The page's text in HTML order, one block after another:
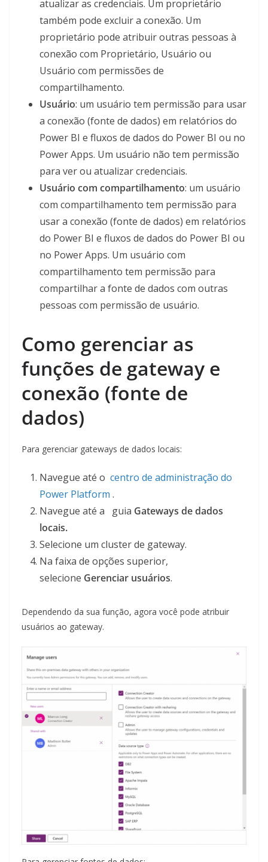
atualizar as credenciais. Um proprietário
também pode excluir a conexão. Um
proprietário pode atribuir outras pessoas à
conexão com Proprietário, Usuário ou
Usuário com permissões de
compartilhamento.
Usuário: um usuário tem permissão para usar
a conexão (fonte de dados) em relatórios do
Power BI e fluxos de dados do Power BI ou no
Power Apps. Um usuário não tem permissão
para ver ou atualizar credenciais.
Usuário com compartilhamento: um usuário
com compartilhamento tem permissão para
usar a conexão (fonte de dados) em relatórios
do Power BI e fluxos de dados do Power BI ou
no Power Apps. Um usuário com
compartilhamento tem permissão para
compartilhar a fonte de dados com outras
pessoas com permissão de usuário.
Como gerenciar as
funções de gateway e
conexão (fonte de
dados)
Para gerenciar gateways de dados locais:
Navegue até o centro de administração do
Power Platform .
Navegue até a guia Gateways de dados
locais.
Selecione um cluster de gateway.
Na faixa de opções superior,
selecione Gerenciar usuários.
Dependendo da sua função, agora você pode atribuir
usuários ao gateway.